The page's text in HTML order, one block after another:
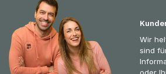
Wir
sind